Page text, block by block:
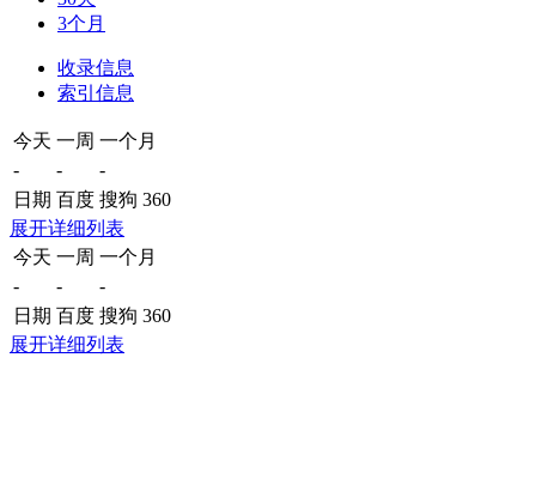
3个月
收录信息
索引信息
今天 一周 一个月
-
-
-
日期 百度 搜狗 360
展开详细列表
今天 一周 一个月
-
-
-
日期 百度 搜狗 360
展开详细列表